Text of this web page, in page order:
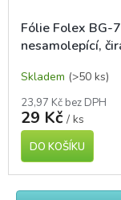
Fólie Folex BG-
nesamolepící,
Skladem (>50 ks)
23,97 Kč bez DPH
29 Kč / ks
DO KOŠÍKU